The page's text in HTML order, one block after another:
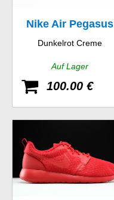
Nike Air Pegasus
New Racer
Dunkelrot Creme
Auf Lager
100.00 €